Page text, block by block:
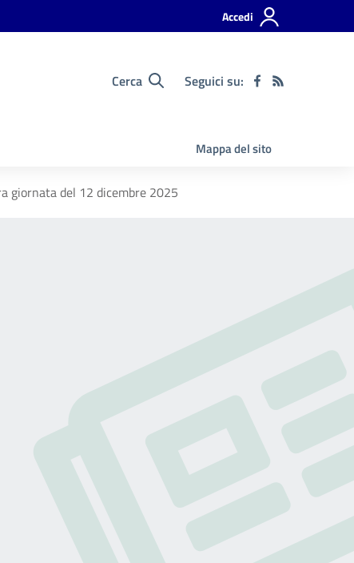
Accedi
Cerca Seguici su:
Mappa del sito
giornata del 12 dicembre 2025